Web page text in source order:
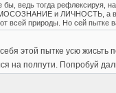
бы, ведь тогда рефлексируя,
и ЛИЧНОСТЬ, а
от всей природы. Но сей пытке
этой пытке усю жисьть
на полпути. Попробуй